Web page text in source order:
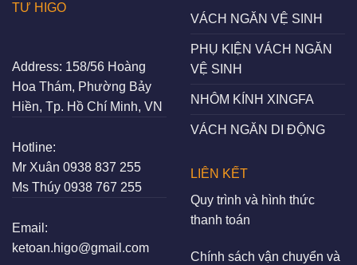
TƯ HIGO
Address: 158/56 Hoàng
Hoa Thám, Phường Bảy
Hiền, Tp. Hồ Chí Minh, VN
Hotline:
Mr Xuân 0938 837 255
Ms Thúy 0938 767 255
Email:
ketoan.higo@gmail.com
VÁCH NGĂN VỆ SINH
PHỤ KIỆN VÁCH NGĂN
VỆ SINH
NHÔM KÍNH XINGFA
VÁCH NGĂN DI ĐỘNG
LIÊN KẾT
Quy trình và hình thức
thanh toán
Chính sách vận chuyển và